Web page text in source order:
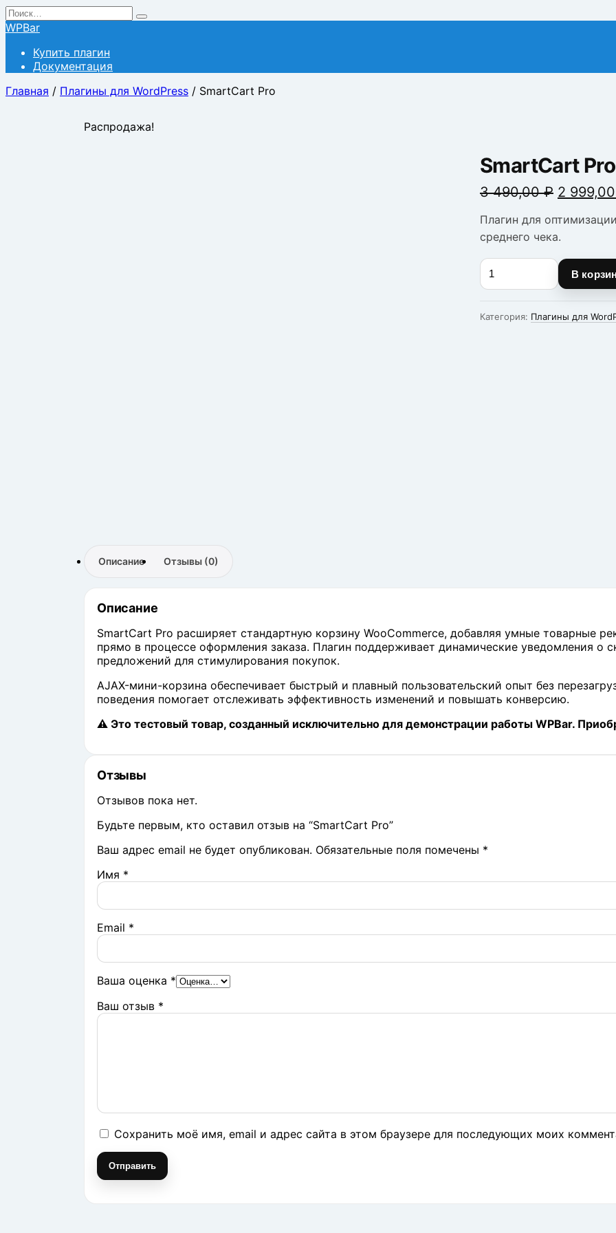
Перейти
к
Search
for:
WPBar
Купить плагин
Документация
Главная / Плагины для WordPress / SmartCart Pro
Распродажа!
SmartCart Pro
3 490,00₽
3
490,00
2 999,00
Плагин для
среднего чека.
Количество
товара
SmartCart
В
Категория: Плагины для
Описание Отзывы (0)
Описание
SmartCart Pro расширяет стандартную корзину WooCommerce, добавляя умные товарные
прямо в процессе оформления заказа. Плагин поддерживает динамические уведомления о
предложений для стимулирования покупок.
AJAX-мини-корзина обеспечивает быстрый и плавный пользовательский опыт без
поведения помогает отслеживать эффективность изменений и повышать конверсию.
⚠️ Это тестовый товар, созданный исключительно для демонстрации работы WPBar.
Отзывы
Отзывов пока нет.
Будьте первым, кто оставил отзыв на “SmartCart Pro”
Ваш адрес email не будет опубликован. Обязательные поля помечены *
Имя *
Email *
Ваша оценка *
Ваш отзыв *
Сохранить моё имя, email и адрес сайта в этом браузере для последующих моих